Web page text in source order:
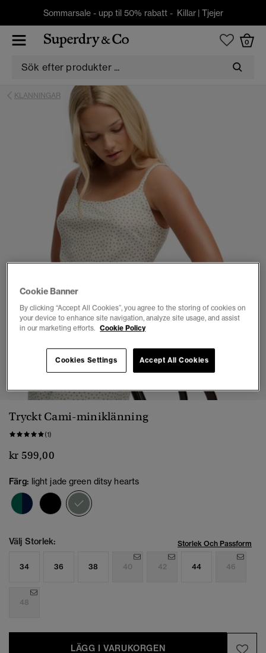
Sommarsale - upp til 50% rabatt - Killar| Tjejer
0
KLANNINGAR
2 3 5 6 7
Tryckt Cami-miniklänning
(1)
kr 599,00
Färg: light jade green ditsy hearts
Välj Storlek: Storlek Och Passform
34 36 38 40 42 44 46
48
LÄGG I VARUKORGEN
Cookie Banner
By clicking “Accept All Cookies”, you agree to the storing of cookies on
your device to enhance site navigation, analyze site usage, and assist
in our marketing efforts. Cookie Policy
Accept All Cookies
Cookies Settings